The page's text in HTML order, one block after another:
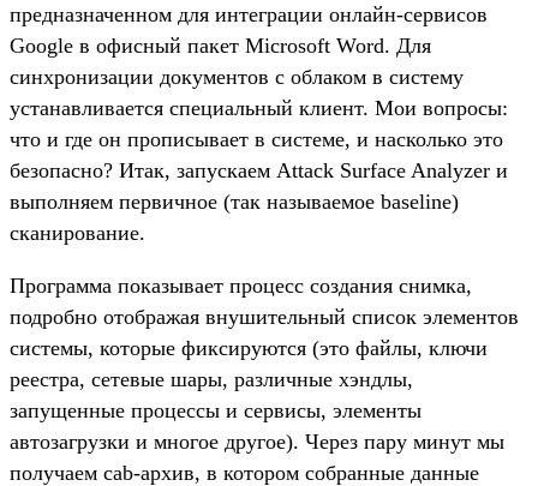
предназначенном для интеграции онлайн-сервисов
Google в офисный пакет Microsoft Word. Для
синхронизации документов с облаком в систему
устанавливается специальный клиент. Мои вопросы:
что и где он прописывает в системе, и насколько это
безопасно? Итак, запускаем Attack Surface Analyzer и
выполняем первичное (так называемое baseline)
сканирование.
Программа показывает процесс создания снимка,
подробно отображая внушительный список элементов
системы, которые фиксируются (это файлы, ключи
реестра, сетевые шары, различные хэндлы,
запущенные процессы и сервисы, элементы
автозагрузки и многое другое). Через пару минут мы
получаем cab-архив, в котором собранные данные